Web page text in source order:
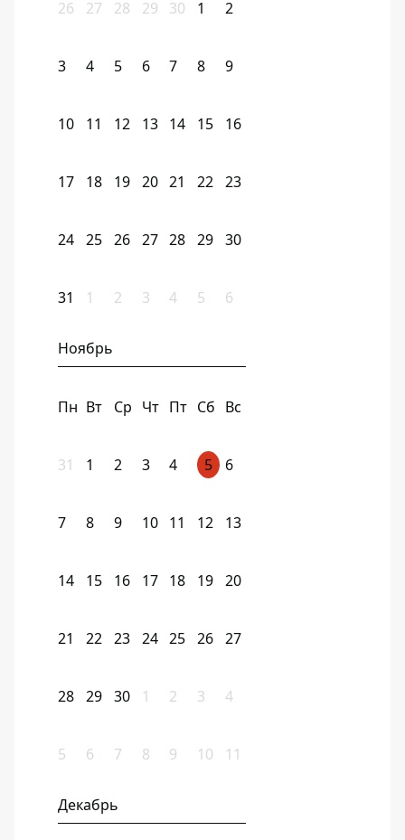
26 27 28 29 30 1 2
3 4 5 6 7 8 9
10 11 12 13 14 15 16
17 18 19 20 21 22 23
24 25 26 27 28 29 30
31 1 2 3 4 5 6
Ноябрь
Пн Вт Ср Чт Пт Сб Вс
31 1 2 3 4 5 6
7 8 9 10 11 12 13
14 15 16 17 18 19 20
21 22 23 24 25 26 27
28 29 30 1 2 3 4
5 6 7 8 9 10 11
Декабрь